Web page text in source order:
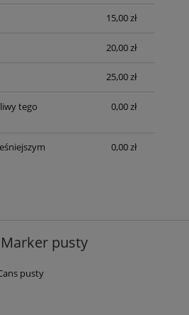
15,00 zł
20,00 zł
25,00 zł
tego
0,00 zł
0,00 zł
pusty
pusty